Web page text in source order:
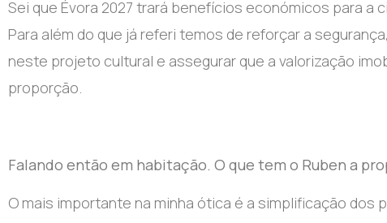
Sei que Évora 2027 trará benefícios económicos para
Para além do que já referi temos de reforçar a
neste projeto cultural e assegurar que a valorização
proporção.
Falando então em habitação. O que tem o Ruben a
O mais importante na minha ótica é a simplificação dos